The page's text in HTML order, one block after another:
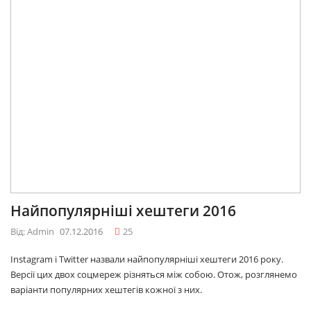
Найпопулярніші хештеги 2016
Від: Admin 07.12.2016 25
Instagram і Twitter назвали найпопулярніші хештеги 2016 року.
Версії цих двох соцмереж різняться між собою. Отож, розглянемо
варіанти популярних хештегів кожної з них.